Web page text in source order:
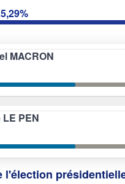
MACRON
LE PEN
l'élection